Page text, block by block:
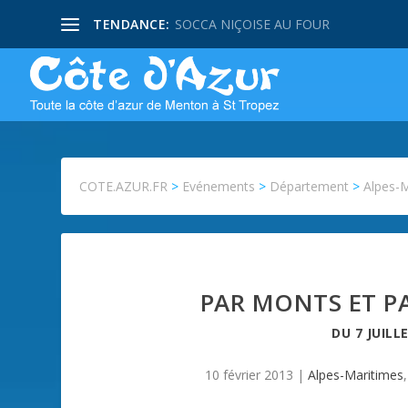
TENDANCE: SOCCA NIÇOISE AU FOUR
COTE.AZUR.FR > Evénements > Département >Alpes-
PAR MONTS ET
DU 7
10 février 2013 |Alpes-Maritimes